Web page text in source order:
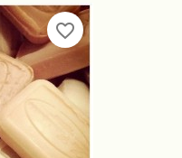
favorite_border